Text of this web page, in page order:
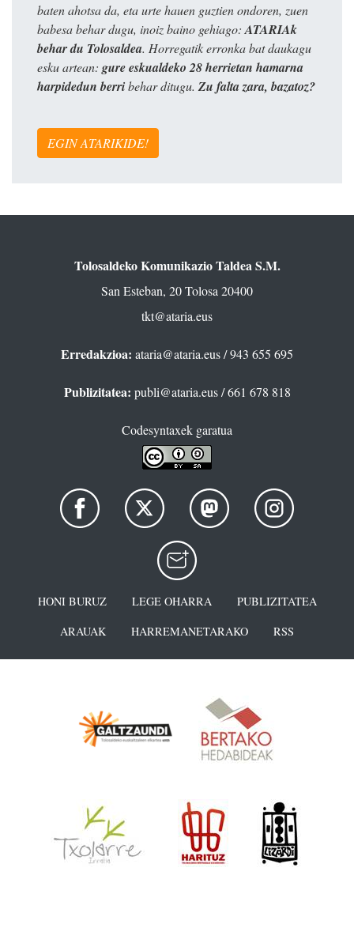
baten ahotsa da, eta urte hauen guztien ondoren, zuen
babesa behar dugu, inoiz baino gehiago: ATARIAk
behar du Tolosaldea. Horregatik erronka bat daukagu
esku artean: gure eskualdeko 28 herrietan hamarna
harpidedun berribehar ditugu. Zu falta zara, bazatoz?
EGIN ATARIKIDE!
Tolosaldeko Komunikazio Taldea S.M.
San Esteban, 20 Tolosa 20400
tkt@ataria.eus
Erredakzioa: ataria@ataria.eus/ 943 655 695
Publizitatea: publi@ataria.eus/ 661 678 818
Codesyntaxek garatua
HONI BURUZ LEGE OHARRA
PUBLIZITATEA
ARAUAK
HARREMANETARAKO RSS